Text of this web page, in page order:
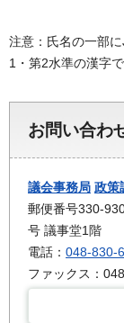
注意：氏名の一部
1・第2水準の漢字
お問い合わ
議会事務局 政策
郵便番号330-
号 議事堂1階
電話： 048-830-
ファックス：